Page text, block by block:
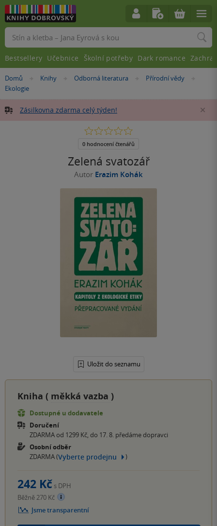
Nacházíte
se
Domů »
Knihy »
Odborná literatura »Přírodní vědy
Ekologie
Zásilkovna zdarma celý týden!
Zelená svatozář
Autor Erazim Kohák
Uložit do seznamu
0.0
5
0 hodnocení čtenářů
Kniha ( měkká vazba )
Dostupné u dodavatele
Doručení
ZDARMA od 1299 Kč, do 17. 8. předáme dopravci
Osobní odběr
ZDARMA (Vyberte prodejnu )
242 Kč s DPH
Běžně 270 Kč
Jsme transparentní
Vyhledávání
Bestsellery Učebnice Školní potřeby Dark romance